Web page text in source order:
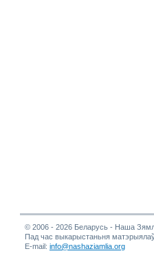
© 2006 - 2026 Беларусь - Наша
Пад час выкарыстаньня
E-mail: info@nashaziamlia.org